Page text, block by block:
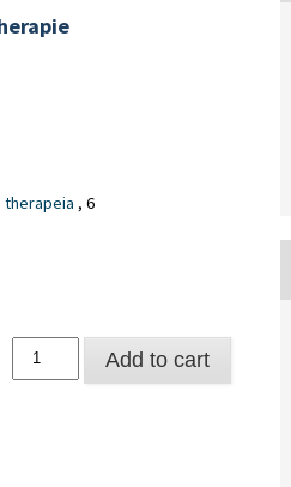
therapeia , 6
Analytische
Musiktherapie
Add to cart